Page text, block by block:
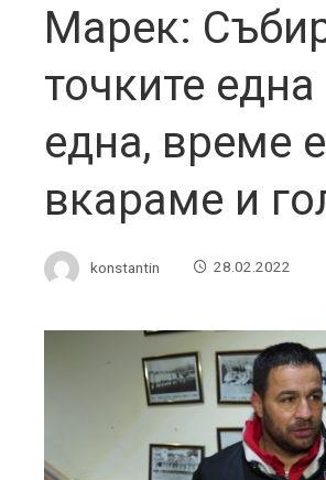
Марек:
точките
една, време
вкараме и
konstantin 28.02.2022